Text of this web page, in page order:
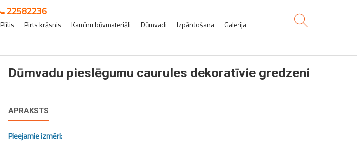
22582236
Plītis Pirts krāsnis Kamīnu būvmateriāli Dūmvadi Izpārdošana
Galerija
Dūmvadu pieslēgumu caurules dekoratīvie gredzeni
APRAKSTS
Pieejamie izmēri: